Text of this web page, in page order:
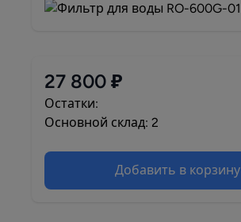
27 800 ₽
Остатки:
Основной склад: 2
Добавить в корзину